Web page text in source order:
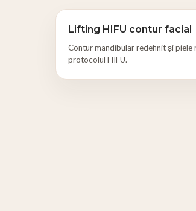
Lifting HIFU contur facial
Contur mandibular redefinit și piele
protocolul HIFU.